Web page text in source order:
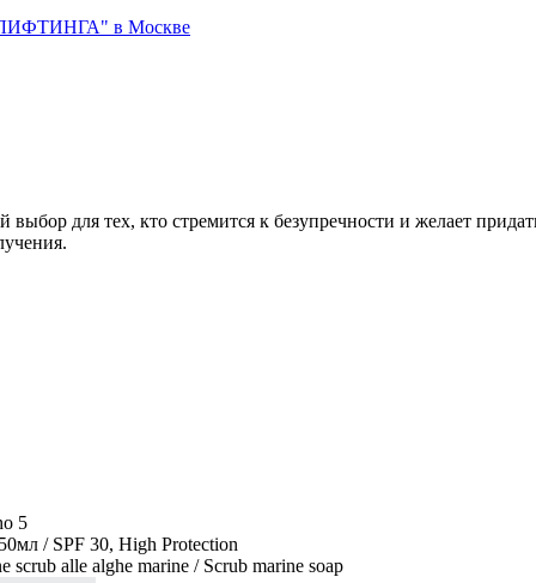
для тех, кто стремится к безупречности и желает
5
/ SPF 30, High Protection
alle alghe marine / Scrub marine soap